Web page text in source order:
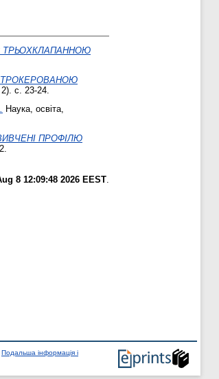
ТРЬОХКЛАПАННОЮ
с. 23-24.
Наука, освіта,
ПРОФІЛЮ
8 12:09:48 2026 EEST.
Подальша інформація і